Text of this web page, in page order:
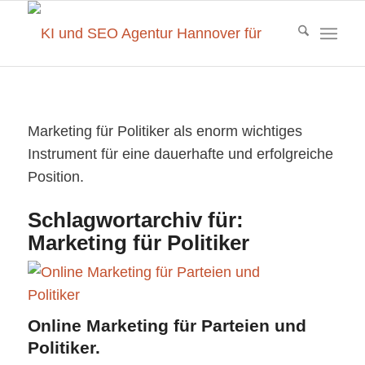
Marketing für Politiker als enorm wichtiges
Instrument für eine dauerhafte und erfolgreiche
Position.
Schlagwortarchiv für:
Marketing für Politiker
Online Marketing für Parteien und
Politiker.